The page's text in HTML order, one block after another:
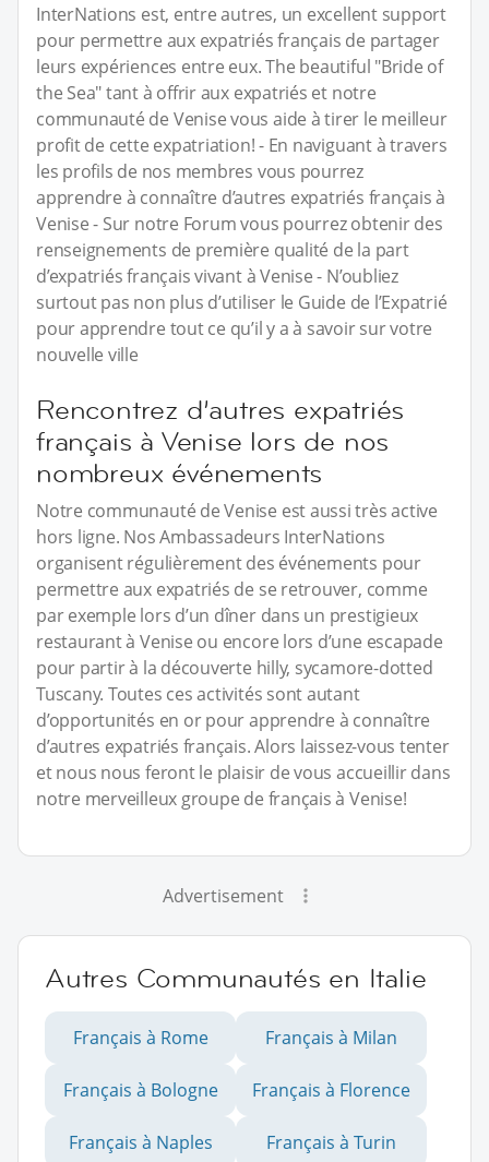
InterNations est, entre autres, un excellent support
pour permettre aux expatriés français de partager
leurs expériences entre eux. The beautiful "Bride of
the Sea" tant à offrir aux expatriés et notre
communauté de Venise vous aide à tirer le meilleur
profit de cette expatriation! - En naviguant à travers
les profils de nos membres vous pourrez
apprendre à connaître d’autres expatriés français à
Venise - Sur notre Forum vous pourrez obtenir des
renseignements de première qualité de la part
d’expatriés français vivant à Venise - N’oubliez
surtout pas non plus d’utiliser le Guide de l’Expatrié
pour apprendre tout ce qu’il y a à savoir sur votre
nouvelle ville
Rencontrez d’autres expatriés
français à Venise lors de nos
nombreux événements
Notre communauté de Venise est aussi très active
hors ligne. Nos Ambassadeurs InterNations
organisent régulièrement des événements pour
permettre aux expatriés de se retrouver, comme
par exemple lors d’un dîner dans un prestigieux
restaurant à Venise ou encore lors d’une escapade
pour partir à la découverte hilly, sycamore-dotted
Tuscany. Toutes ces activités sont autant
d’opportunités en or pour apprendre à connaître
d’autres expatriés français. Alors laissez-vous tenter
et nous nous feront le plaisir de vous accueillir dans
notre merveilleux groupe de français à Venise!
Advertisement
Autres Communautés en Italie
Français à Rome Français à Milan
Français à Bologne Français à Florence
Français à Naples Français à Turin